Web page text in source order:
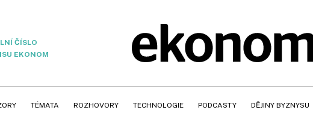
ČÍSLO
EKONOM
TÉMATA ROZHOVORY TECHNOLOGIE PODCASTY DĚJINY BYZNYSU